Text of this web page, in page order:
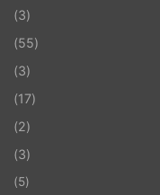
(3)
(55)
(3)
(17)
(2)
(3)
(5)